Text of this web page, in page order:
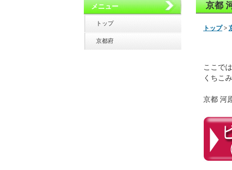
京都
トップ>
ここで
くちこ
京都 河
メニュー
トップ
京都府